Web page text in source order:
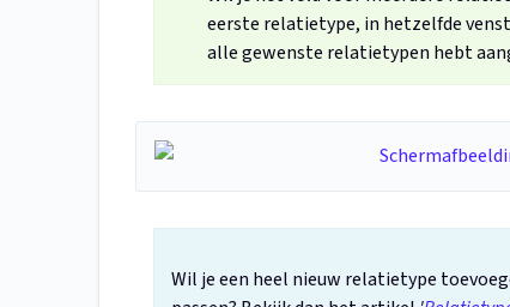
eerste relatietype, in hetzelfde
alle gewenste relatietypen hebt
Wil je een heel nieuw relatietype